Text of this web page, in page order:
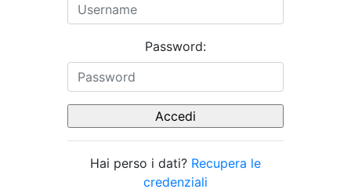
Password:
Hai perso i dati? Recupera le
credenziali